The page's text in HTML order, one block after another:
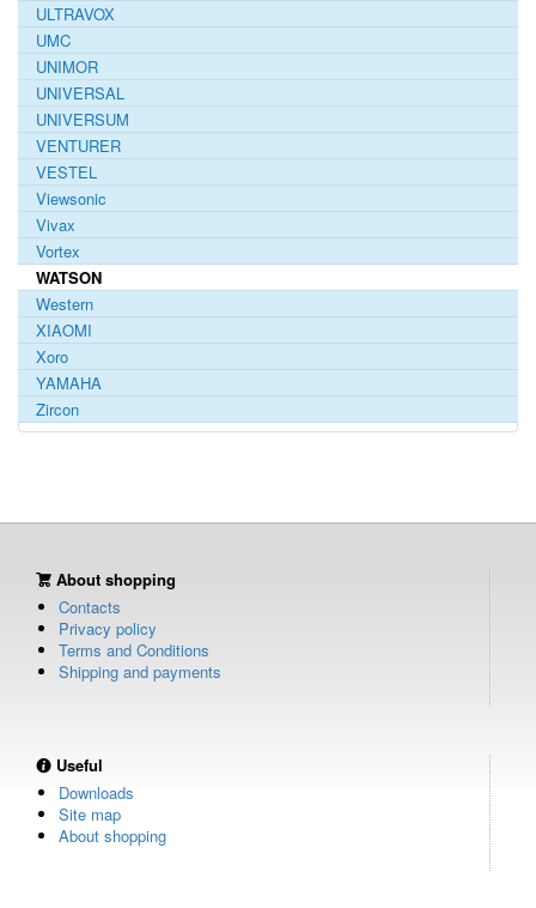
ULTRAVOX
UMC
UNIMOR
UNIVERSAL
UNIVERSUM
VENTURER
VESTEL
Viewsonic
Vivax
Vortex
WATSON
Western
XIAOMI
Xoro
YAMAHA
Zircon
About shopping
Contacts
Privacy policy
Terms and Conditions
Shipping and payments
Useful
Downloads
Site map
About shopping